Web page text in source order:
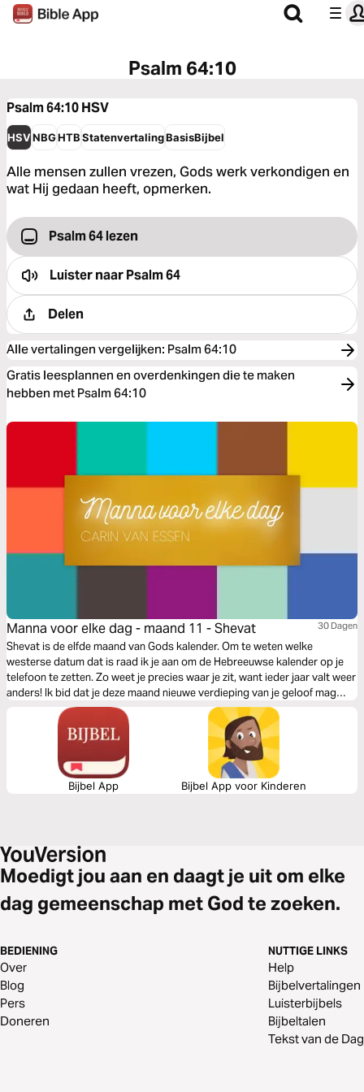
Psalm 64:10
Psalm 64:10HSV
HSVNBGHTBStatenvertalingBasisBijbel
Alle mensen zullen vrezen, Gods werk verkondigen en
wat Hij gedaan heeft, opmerken.
Psalm 64 lezen
Luister naarPsalm 64
Delen
Alle vertalingen vergelijken: Psalm 64:10
Gratis leesplannen en overdenkingen die te maken
hebben met Psalm 64:10
Manna voor elke dag - maand 11 - Shevat 30 Dagen
Shevat is de elfde maand van Gods kalender. Om te weten welke
westerse datum dat is raad ik je aan om de Hebreeuwse kalender op je
telefoon te zetten. Zo weet je precies waar je zit, want ieder jaar valt weer
anders! Ik bid dat je deze maand nieuwe verdieping van je geloof mag
ontvangen. Elke maand volgt een nieuw leesplan met Gods kalender en
Bijbel App Bijbel App voor Kinderen
Moedigt jou aan en daagt je uit om elke
dag gemeenschap met God te zoeken.
BEDIENING
Over
Blog
Pers
Doneren
NUTTIGE LINKS
Help
Bijbelvertalingen
Luisterbijbels
Bijbeltalen
Tekst van de Dag